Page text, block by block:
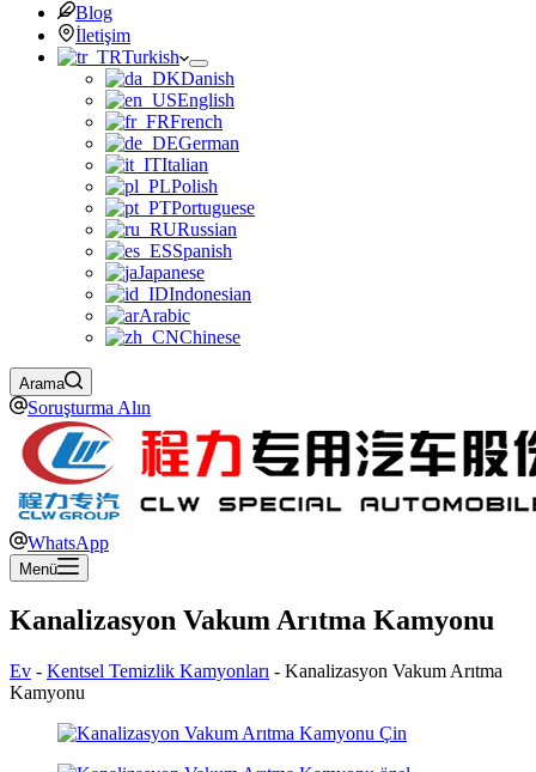
Blog
İletişim
Turkish
Danish
English
French
German
Italian
Polish
Portuguese
Russian
Spanish
Japanese
Indonesian
Arabic
Chinese
Arama
Soruşturma Alın
WhatsApp
Menü
Kanalizasyon Vakum Arıtma Kamyonu
Ev - Kentsel Temizlik Kamyonları - Kanalizasyon Vakum Arıtma
Kamyonu